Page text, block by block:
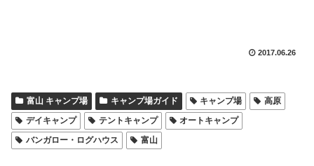
2017.06.26
富山 キャンプ場 キャンプ場ガイド キャンプ場
高原
デイキャンプ
テントキャンプ
オートキャンプ
バンガロー・ログハウス
富山